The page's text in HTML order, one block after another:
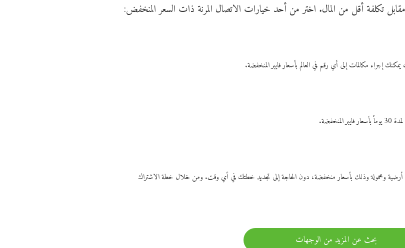
أرضية ومحمولة وذلك بأسعار منخفضة، دون الحاجة إلى تجديد خطتك في أي وقت. ومن خلال خطة الاشتراك
بحث عن المزيد من الوجهات